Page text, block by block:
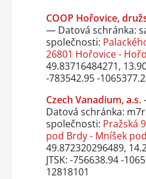
COOP Hořovice,
— Datová schránka:
společnosti:
26801 Hořovice -
49.83716484271,
-783542.95 -
Czech Vanadium, a.s.
Datová schránka:
společnosti: Pražská
pod Brdy - Mníšek
49.872320296489,
JTSK: -756638.94 -
12818101